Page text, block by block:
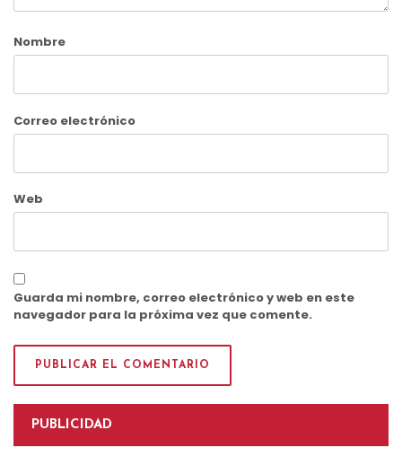
Nombre
Correo electrónico
Web
Guarda mi nombre, correo electrónico y web en este
navegador para la próxima vez que comente.
PUBLICIDAD